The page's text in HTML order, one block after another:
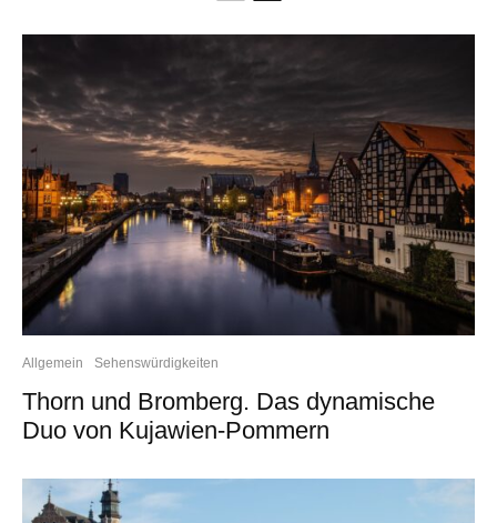
Allgemein Sehenswürdigkeiten
Thorn und Bromberg. Das dynamische
Duo von Kujawien-Pommern